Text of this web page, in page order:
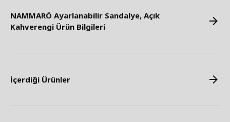
NAMMARÖ Ayarlanabilir Sandalye, Açık
Kahverengi Ürün Bilgileri
İçerdiği Ürünler